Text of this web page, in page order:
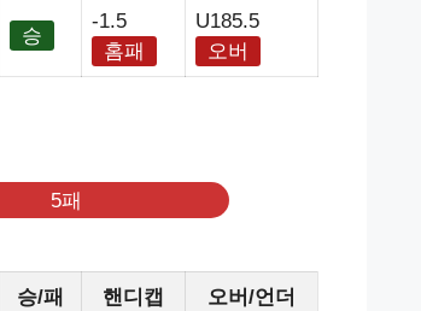
승
-1.5
홈패
U185.5
오버
5패
승/패 핸디캡 오버/언더